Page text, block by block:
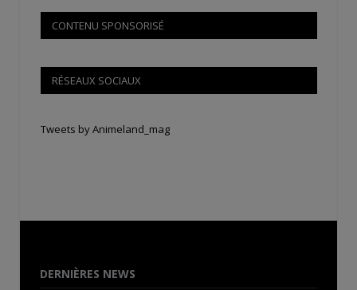
CONTENU SPONSORISÉ
RÉSEAUX SOCIAUX
Tweets by Animeland_mag
DERNIÈRES NEWS